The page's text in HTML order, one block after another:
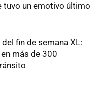
tuvo un emotivo último
fin de semana XL:
más de 300